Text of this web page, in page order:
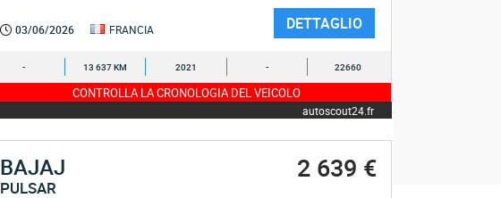
03/06/2026 FRANCIA DETTAGLIO
- 13 637 KM 2021 - 22660
CONTROLLA LA CRONOLOGIA DEL VEICOLO
autoscout24.fr
BAJAJ
PULSAR
2 639 €